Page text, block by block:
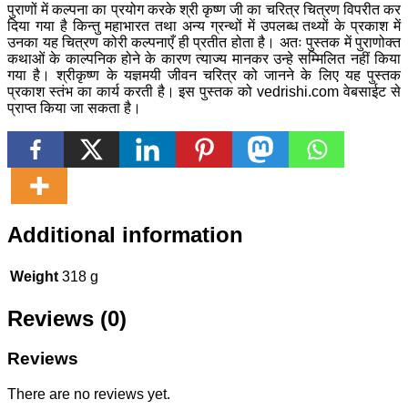
पुराणों में कल्पना का प्रयोग करके श्री कृष्ण जी का चरित्र चित्रण विपरीत कर
दिया गया है किन्तु महाभारत तथा अन्य ग्रन्थों में उपलब्ध तथ्यों के प्रकाश में
उनका यह चित्रण कोरी कल्पनाएँ ही प्रतीत होता है। अतः पुस्तक में पुराणोक्त
कथाओं के काल्पनिक होने के कारण त्याज्य मानकर उन्हे सम्मिलित नहीं किया
गया है। श्रीकृष्ण के यज्ञमयी जीवन चरित्र को जानने के लिए यह पुस्तक
प्रकाश स्तंभ का कार्य करती है। इस पुस्तक कोvedrishi.com वेबसाईट से
प्राप्त किया जा सकता है।
Additional information
Weight 318 g
Reviews (0)
Reviews
There are no reviews yet.